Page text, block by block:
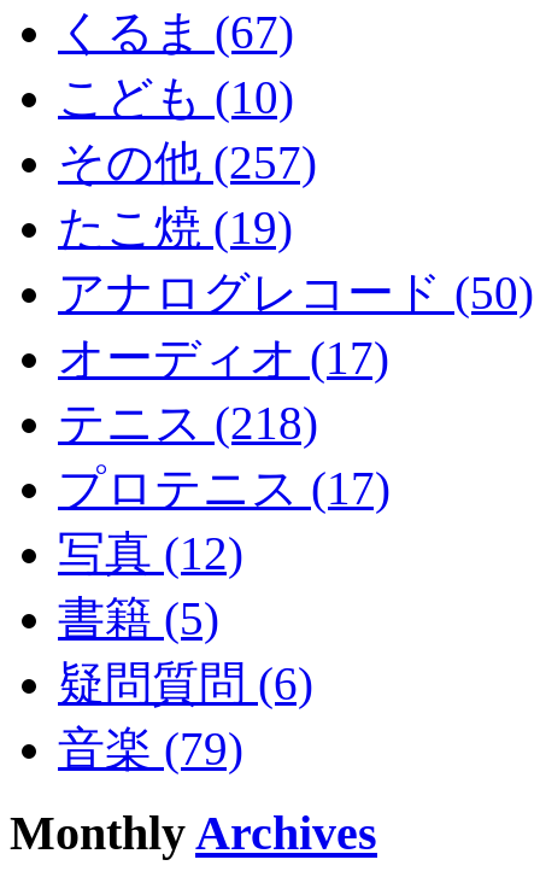
くるま (67)
こども (10)
その他 (257)
たこ焼 (19)
アナログレコード (50)
オーディオ (17)
テニス (218)
プロテニス (17)
写真 (12)
書籍 (5)
疑問質問 (6)
音楽 (79)
MonthlyArchives